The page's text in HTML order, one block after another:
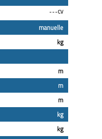
- - - CV
manuelle
kg
m
m
m
kg
kg